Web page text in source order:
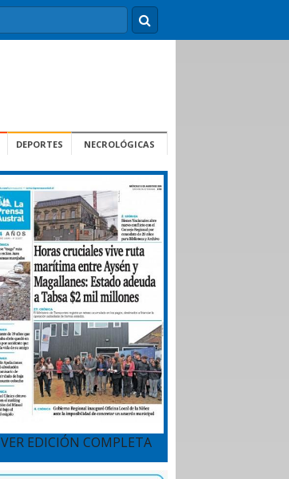
DEPORTES NECROLÓGICAS
VER EDICIÓN COMPLETA